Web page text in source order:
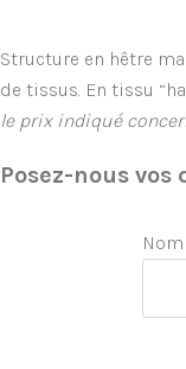
Structure en hêtre
de tissus. En tissu
le prix indiqué
Posez-nous